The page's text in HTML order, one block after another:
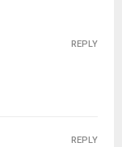
REPLY
REPLY